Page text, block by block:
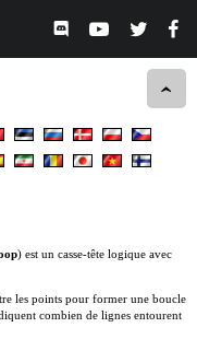
) est un casse-tête logique avec
les points pour former une boucle
combien de lignes entourent